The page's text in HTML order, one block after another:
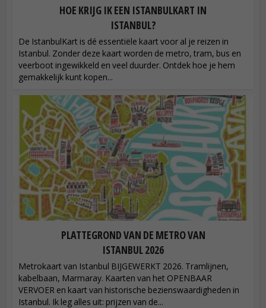
HOE KRIJG IK EEN ISTANBULKART IN
ISTANBUL?
De IstanbulKart is dé essentiële kaart voor al je reizen in
Istanbul. Zonder deze kaart worden de metro, tram, bus en
veerboot ingewikkeld en veel duurder. Ontdek hoe je hem
gemakkelijk kunt kopen...
PLATTEGROND VAN DE METRO VAN
ISTANBUL 2026
Metrokaart van Istanbul BIJGEWERKT 2026. Tramlijnen,
kabelbaan, Marmaray. Kaarten van het OPENBAAR
VERVOER en kaart van historische bezienswaardigheden in
Istanbul. Ik leg alles uit: prijzen van de...